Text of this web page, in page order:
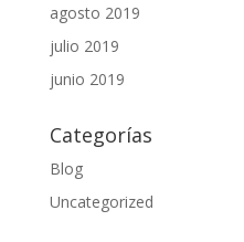
agosto 2019
julio 2019
junio 2019
Categorías
Blog
Uncategorized